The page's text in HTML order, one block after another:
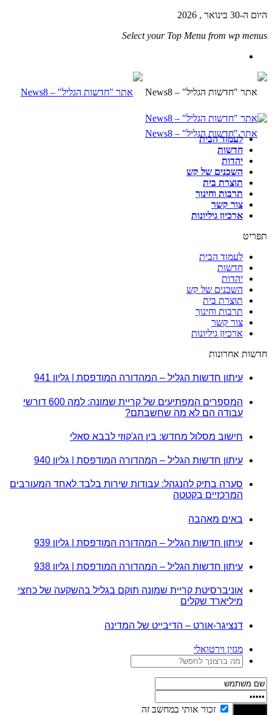
היום ה-30 בינואר , 2026
Select your Top Menu from wp menus
לעמוד הבית
חדשות
יהדות
השכנים של קש
תוצרת בית
תרבות וחינוך
צור קשר
ארכיון גיליונות
תפריט
לעמוד הבית
חדשות
יהדות
השכנים של קש
תוצרת בית
תרבות וחינוך
צור קשר
ארכיון גיליונות
חדשות אחרונות
עיתון חדשות הגליל – המהדורה המודפסת | גליון 941
המספרים המפתיעים של קריית שמונה: למה 600 דורשי
עבודה הם לא מה שחשבתם?
חישוב מסלול מחדש: בין הג'קוזי לבבא סאלי
עיתון חדשות הגליל – המהדורה המודפסת | גליון 940
סערה בתיק להנגהל: עבודות שירות בלבד לאחד המעורבים
המרכזיים בקטטה
באים מאהבה
עיתון חדשות הגליל – המהדורה המודפסת | גליון 939
עיתון חדשות הגליל – המהדורה המודפסת | גליון 938
אוניברסיטת קריית שמונה תוקם בגליל בהשקעה של כחצי
מיליארד שקלים
דנציגר-אורט – הדיבייט של המדינה
מגזין וירטואלי
זכור אותי במחשב זה